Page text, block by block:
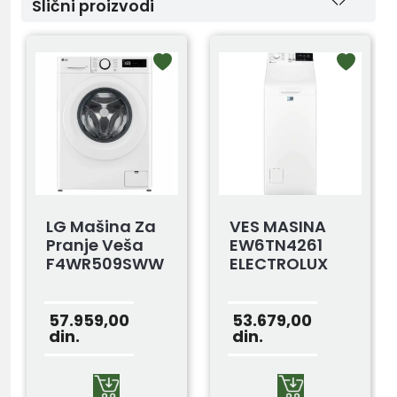
Slični proizvodi
LG Mašina Za
Pranje Veša
F4WR509SWW
57.959,00
din.
VES MASINA
EW6TN4261
ELECTROLUX
53.679,00
din.